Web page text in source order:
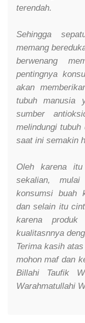
terendah.
Sehingga
memang
berwenang
pentingnya
akan
tubuh manusia
sumber
melindungi
saat ini semakin
Oleh karena
sekalian,
konsumsi buah
dan selain itu
karena
kualitasnnya
Terima kasih
mohon maf dan
Billahi Taufik
Warahmatullahi